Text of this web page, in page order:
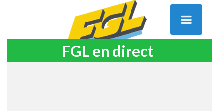
FGL en direct